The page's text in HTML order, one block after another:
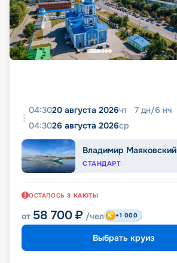
04:3020 августа 2026чт 7 дн/6 нч
04:3026 августа 2026ср
Владимир Маяковский
СТАНДАРТ
ОСТАЛОСЬ 3 КАЮТЫ
от 58 700 ₽ /чел +1 000
Выбрать круиз